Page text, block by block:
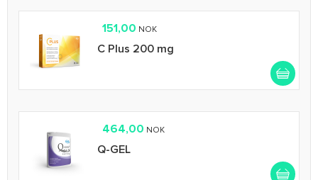
151,00 NOK
C Plus 200 mg
464,00 NOK
Q-GEL